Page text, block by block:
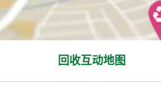
回收互动地图